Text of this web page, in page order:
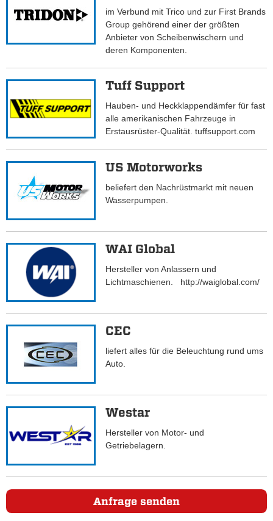
im Verbund mit Trico und zur First Brands
Group gehörend einer der größten
Anbieter von Scheibenwischern und
deren Komponenten.
Tuff Support
Hauben- und Heckklappendämfer für fast
alle amerikanischen Fahrzeuge in
Erstausrüster-Qualität. tuffsupport.com
US Motorworks
beliefert den Nachrüstmarkt mit neuen
Wasserpumpen.
WAI Global
Hersteller von Anlassern und
Lichtmaschienen. http://waiglobal.com/
CEC
liefert alles für die Beleuchtung rund ums
Auto.
Westar
Hersteller von Motor- und
Getriebelagern.
Anfrage senden